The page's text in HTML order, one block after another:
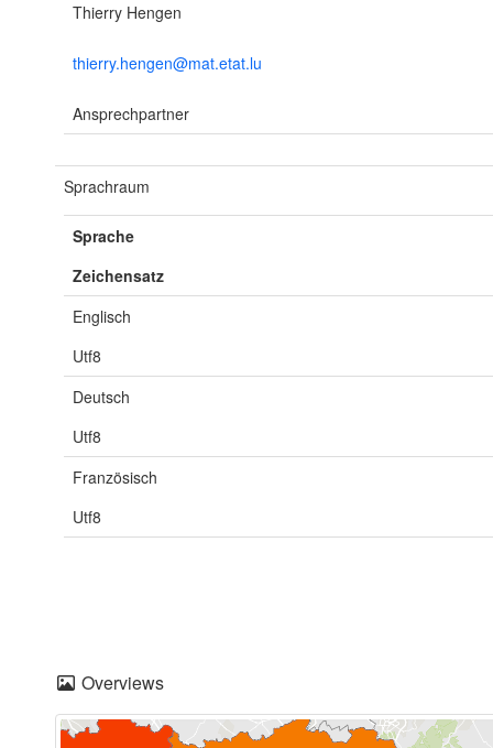
Thierry Hengen
thierry.hengen@mat.etat.lu
Ansprechpartner
Sprachraum
Sprache
Zeichensatz
Englisch
Utf8
Deutsch
Utf8
Französisch
Utf8
Overviews